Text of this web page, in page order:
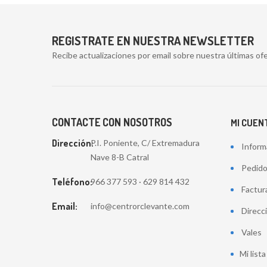
REGISTRATE EN NUESTRA NEWSLETTER
Recibe actualizaciones por email sobre nuestra últimas
CONTACTE CON NOSOTROS
Dirección:P.I. Poniente, C/ Extremadura
Nave 8-B Catral
Teléfono:966 377 593 · 629 814 432
Email: info@centrorclevante.com
MI
Vales
Mi